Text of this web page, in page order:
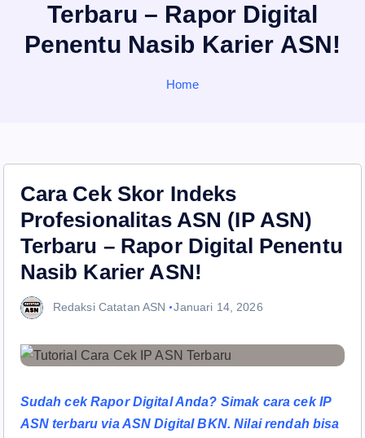
Terbaru – Rapor Digital
Penentu Nasib Karier ASN!
Home
Cara Cek Skor Indeks
Profesionalitas ASN (IP ASN)
Terbaru – Rapor Digital Penentu
Nasib Karier ASN!
Redaksi Catatan ASN Januari 14, 2026
Sudah cek Rapor Digital Anda? Simak cara cek IP
ASN terbaru via ASN Digital BKN. Nilai rendah bisa